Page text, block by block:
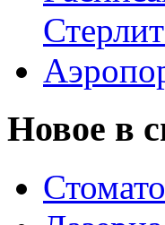
Новое в